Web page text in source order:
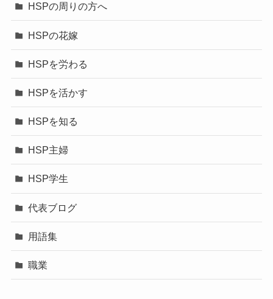
HSPの周りの方へ
HSPの花嫁
HSPを労わる
HSPを活かす
HSPを知る
HSP主婦
HSP学生
代表ブログ
用語集
職業